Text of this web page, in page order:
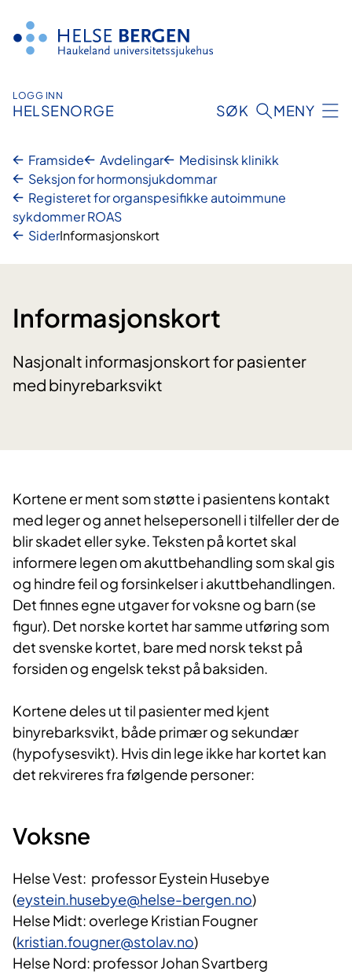
innhald
LOGG INN
HELSENORGE SØK MENY
Framside Avdelingar
Medisinsk klinikk
Seksjon for hormonsjukdommar
Registeret for organspesifikke autoimmune
sykdommer ROAS
SiderInformasjonskort
Informasjonskort
Nasjonalt informasjonskort for pasienter
med binyrebarksvikt
Kortene er ment som støtte i pasientens kontakt
med leger og annet helsepersonell i tilfeller der de
blir skadet eller syke. Teksten på kortet skal
informere legen om akuttbehandling som skal gis
og hindre feil og forsinkelser i akuttbehandlingen.
Det finnes egne utgaver for voksne og barn (se
figur). Det norske kortet har samme utføring som
det svenske kortet, bare med norsk tekst på
forsiden og engelsk tekst på baksiden.
Kortene deles ut til pasienter med kjent
binyrebarksvikt, både primær og sekundær
(hypofysesvikt). Hvis din lege ikke har kortet kan
det rekvireres fra følgende personer:
Voksne
Helse Vest: professor Eystein Husebye
(eystein.husebye@helse-bergen.no)
Helse Midt: overlege Kristian Fougner
(kristian.fougner@stolav.no)
Helse Nord: professor Johan Svartberg